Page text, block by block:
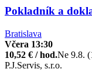
Pokladník a
Bratislava
Včera 13:30
10,52 € / hod.Ne 9.8.
P.J.Servis, s.r.o.